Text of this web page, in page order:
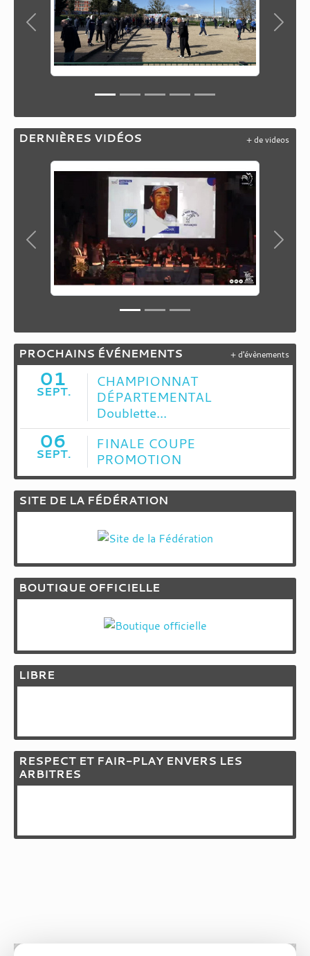
Précedent
DERNIÈRES VIDÉOS
Précedent
+ de videos
PROCHAINS ÉVÉNEMENTS
01
SEPT.
CHAMPIONNAT
DÉPARTEMENTAL
Doublette...
06
SEPT.
FINALE COUPE
PROMOTION
+ d'évènements
SITE DE LA FÉDÉRATION
BOUTIQUE OFFICIELLE
LIBRE
RESPECT ET FAIR-PLAY ENVERS LES
ARBITRES